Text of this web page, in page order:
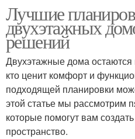
Лучшие
двухэтажных
решений
Двухэтажные дома
кто ценит комфорт и
подходящей планировки
этой статье мы рассмотрим
которые помогут вам
пространство.